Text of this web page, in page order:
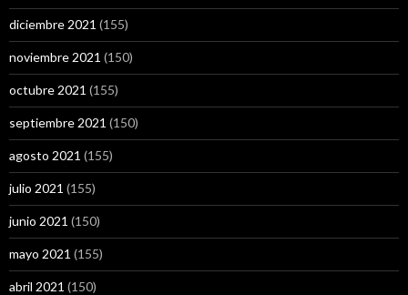
diciembre 2021 (155)
noviembre 2021 (150)
octubre 2021 (155)
septiembre 2021 (150)
agosto 2021 (155)
julio 2021 (155)
junio 2021 (150)
mayo 2021 (155)
abril 2021 (150)